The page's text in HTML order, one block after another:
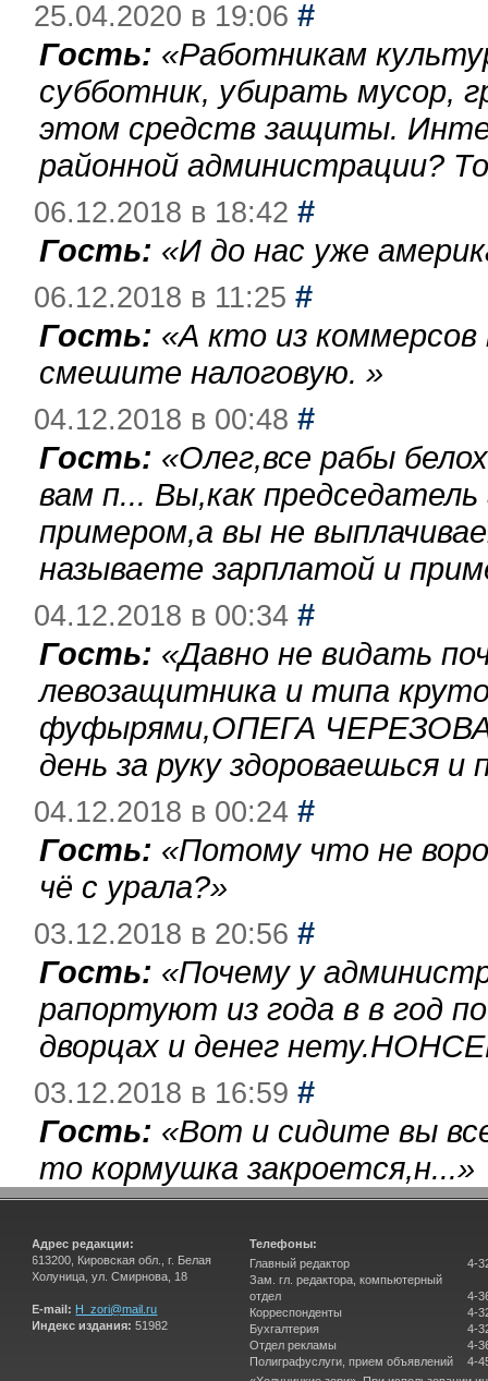
25.04.2020 в 19:06 #
Гость: «Работникам
субботник, убирать мусор,
этом средств защиты.
районной администрации?
06.12.2018 в 18:42 #
Гость: «И до нас уже
06.12.2018 в 11:25 #
Гость: «А кто из
смешите налоговую. »
04.12.2018 в 00:48 #
Гость: «Олег,все рабы
вам п... Вы,как
примером,а вы не
называете зарплатой и
04.12.2018 в 00:34 #
Гость: «Давно не видать
левозащитника и типа
фуфырями,ОПЕГА
день за руку здороваешься
04.12.2018 в 00:24 #
Гость: «Потому что не
чё с урала?»
03.12.2018 в 20:56 #
Гость: «Почему у
рапортуют из года в в год
дворцах и денег
03.12.2018 в 16:59 #
Гость: «Вот и сидите вы
то кормушка закроется,н...»
Адрес редакции:
613200, Кировская обл., г. Белая
Холуница, ул. Смирнова, 18
E-mail: H_zori@mail.ru
Индекс издания: 51982
Телефоны:
Главный редактор
Зам. гл. редактора, компьютерный
отдел
Корреспонденты
Бухгалтерия
Отдел рекламы
Полиграфуслуги, прием объявлений
4-
4-
4-
4-
4-
4-